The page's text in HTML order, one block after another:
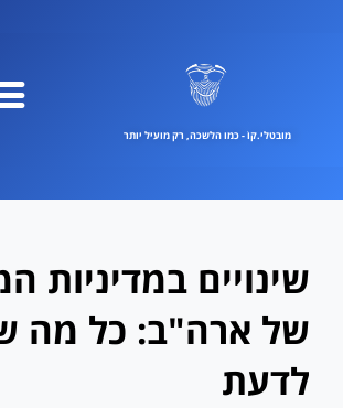
מובטלי.קוֹ - כמו הלשכה, רק מועיל יותר
שינויים במדיניות
של ארה"ב: כל מה
לדעת